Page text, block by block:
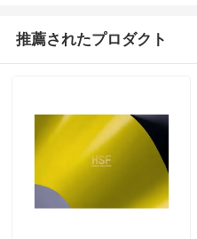
推薦されたプロダクト